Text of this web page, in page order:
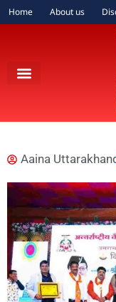
Home About us
Aaina